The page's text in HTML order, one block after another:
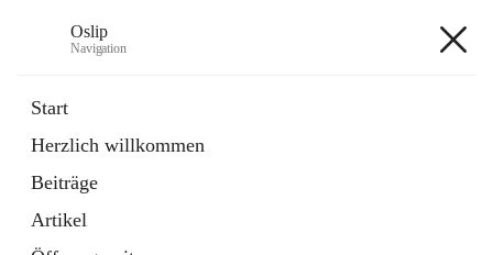
Oslip
Navigation
Start
Herzlich willkommen
Beiträge
Artikel
Externe Webseite
in
Tab
Bundeskanzleramt Österreich
Externe Webseite
öffnet
in